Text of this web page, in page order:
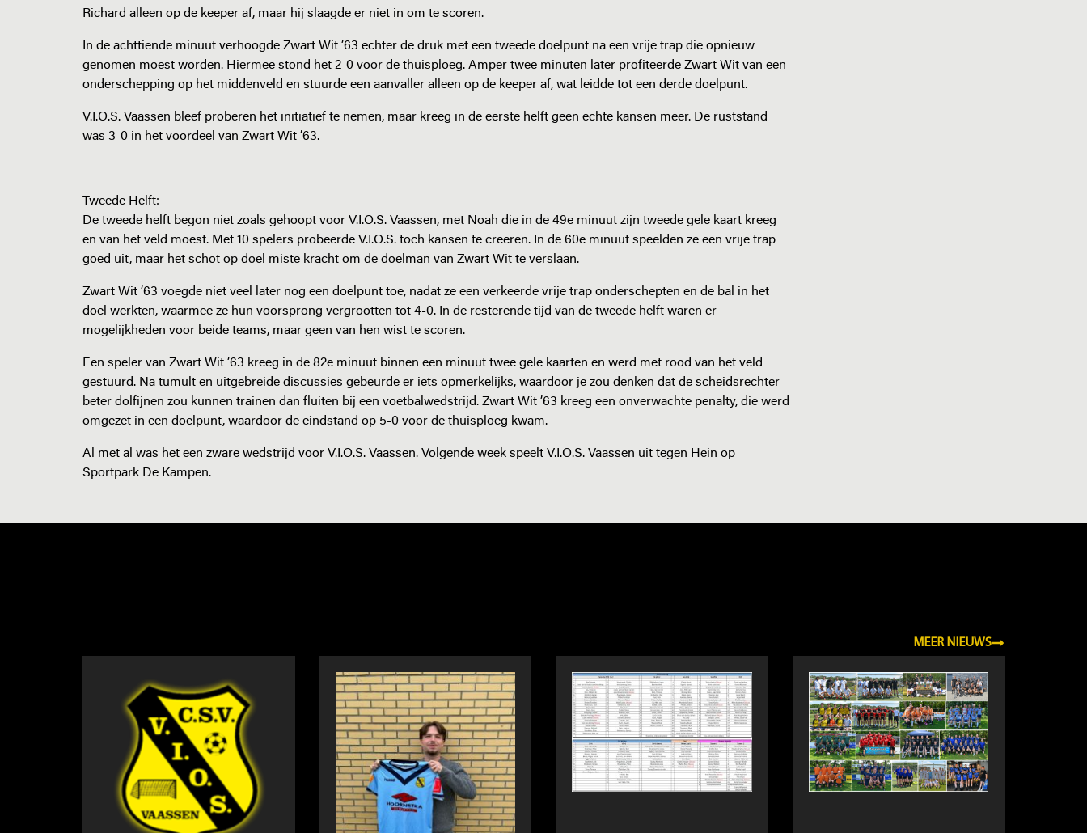
Richard alleen op de keeper af, maar hij slaagde er niet in om te scoren.
In de achttiende minuut verhoogde Zwart Wit ’63 echter de druk met een tweede doelpunt na een vrije trap die opnieuw
genomen moest worden. Hiermee stond het 2-0 voor de thuisploeg. Amper twee minuten later profiteerde Zwart Wit van een
onderschepping op het middenveld en stuurde een aanvaller alleen op de keeper af, wat leidde tot een derde doelpunt.
V.I.O.S. Vaassen bleef proberen het initiatief te nemen, maar kreeg in de eerste helft geen echte kansen meer. De ruststand
was 3-0 in het voordeel van Zwart Wit ’63.
Tweede Helft:
De tweede helft begon niet zoals gehoopt voor V.I.O.S. Vaassen, met Noah die in de 49e minuut zijn tweede gele kaart kreeg
en van het veld moest. Met 10 spelers probeerde V.I.O.S. toch kansen te creëren. In de 60e minuut speelden ze een vrije trap
goed uit, maar het schot op doel miste kracht om de doelman van Zwart Wit te verslaan.
Zwart Wit ’63 voegde niet veel later nog een doelpunt toe, nadat ze een verkeerde vrije trap onderschepten en de bal in het
doel werkten, waarmee ze hun voorsprong vergrootten tot 4-0. In de resterende tijd van de tweede helft waren er
mogelijkheden voor beide teams, maar geen van hen wist te scoren.
Een speler van Zwart Wit ’63 kreeg in de 82e minuut binnen een minuut twee gele kaarten en werd met rood van het veld
gestuurd. Na tumult en uitgebreide discussies gebeurde er iets opmerkelijks, waardoor je zou denken dat de scheidsrechter
beter dolfijnen zou kunnen trainen dan fluiten bij een voetbalwedstrijd. Zwart Wit ’63 kreeg een onverwachte penalty, die werd
omgezet in een doelpunt, waardoor de eindstand op 5-0 voor de thuisploeg kwam.
Al met al was het een zware wedstrijd voor V.I.O.S. Vaassen. Volgende week speelt V.I.O.S. Vaassen uit tegen Hein op
Sportpark De Kampen.
MEER NIEUWS